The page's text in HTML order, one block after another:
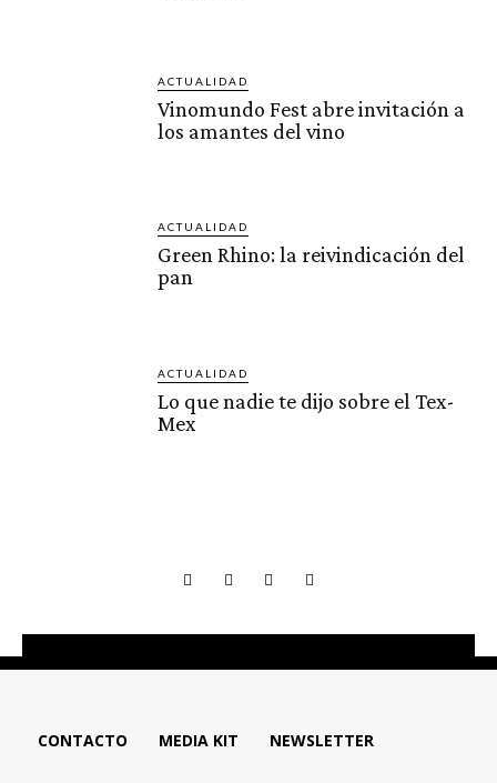
ACTUALIDAD
Vinomundo Fest abre invitación a
los amantes del vino
ACTUALIDAD
Green Rhino: la reivindicación del
pan
ACTUALIDAD
Lo que nadie te dijo sobre el Tex-
Mex
CONTACTO MEDIA KIT NEWSLETTER